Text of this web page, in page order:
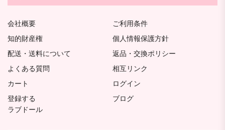
会社概要
ご利用条件
知的財産権
個人情報保護方針
配送・送料について
返品・交換ポリシー
よくある質問
相互リンク
カート
ログイン
登録する
ブログ
ラブドール